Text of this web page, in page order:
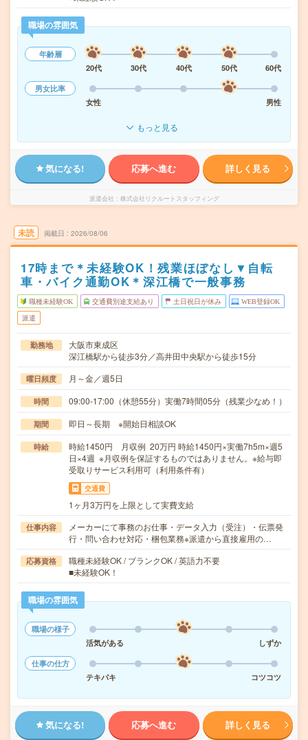
職場の雰囲気
年齢層
20代
30代 40代 50代
60代
男女比率
女性
男性
もっと見る
気になる! 応募へ進む 詳しく見る
派遣会社 株式会社リクルートスタッフィング
未読 掲載日 2026/08/06
17時まで＊未経験OK！残業ほぼなし▼自転
車・バイク通勤OK＊深江橋で一般事務
職種未経験OK 交通費別途支給あり 土日祝日が休み WEB登録OK
派遣
勤務地
大阪市東成区
深江橋駅から徒歩3分／高井田中央駅から徒歩15分
曜日頻度 月～金／週5日
時間 09:00-17:00（休憩55分）実働7時間05分（残業少なめ！）
期間 即日～長期 ※開始日相談OK
時給
時給1450円 月収例 20万円 時給1450円×実働7h5m×週5
日×4週 ※月収例を保証するものではありません。※給与即
受取りサービス利用可（利用条件有）
交通費
1ヶ月3万円を上限として実費支給
仕事内容
メーカーにて事務のお仕事・データ入力（受注）・伝票発
行・問い合わせ対応・梱包業務※派遣から直接雇用の…
応募資格
職種未経験OK / ブランクOK / 英語力不要
■未経験OK！
職場の雰囲気
職場の様子
活気がある
しずか
仕事の仕方
テキパキ
コツコツ
気になる! 応募へ進む 詳しく見る